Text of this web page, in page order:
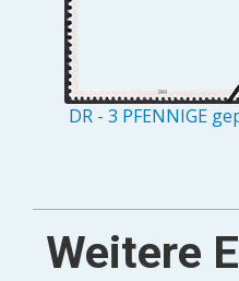
DR - 3 PFENNIGE
Weitere